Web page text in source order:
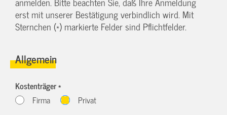
erst mit unserer Bestätigung verbindlich wird. Mit
Sternchen (*) markierte Felder sind Pflichtfelder.
Allgemein
Kostenträger *
Firma
Privat